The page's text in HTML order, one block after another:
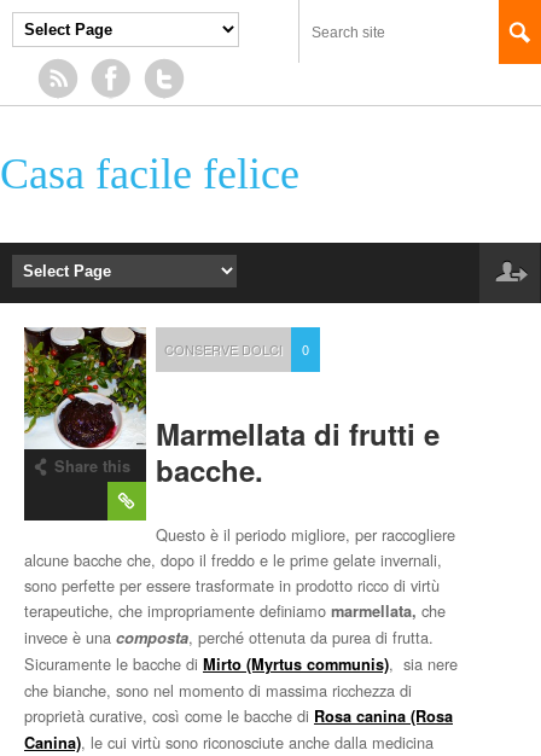
Casa facile felice
Share this
CONSERVE DOLCI 0
Marmellata di frutti e
bacche.
Questo è il periodo migliore, per raccogliere
alcune bacche che, dopo il freddo e le prime gelate invernali,
sono perfette per essere trasformate in prodotto ricco di virtù
terapeutiche, che impropriamente definiamo marmellata, che
invece è una composta, perché ottenuta da purea di frutta.
Sicuramente le bacche di Mirto (Myrtus communis), sia nere
che bianche, sono nel momento di massima ricchezza di
proprietà curative, così come le bacche di Rosa canina (Rosa
Canina), le cui virtù sono riconosciute anche dalla medicina